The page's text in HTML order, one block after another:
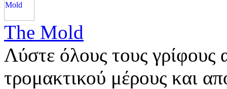
The Mold
Λύστε όλους τους γρίφους
τρομακτικού μέρους και